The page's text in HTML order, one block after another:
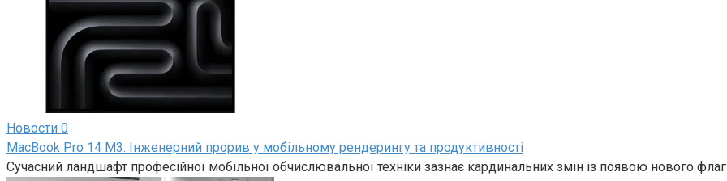
Новости 0
MacBook Pro 14 M3: Інженерний прорив у мобільному рендерингу та продуктивності
Сучасний ландшафт професійної мобільної обчислювальної техніки зазнає кардинальних змін із появою нового